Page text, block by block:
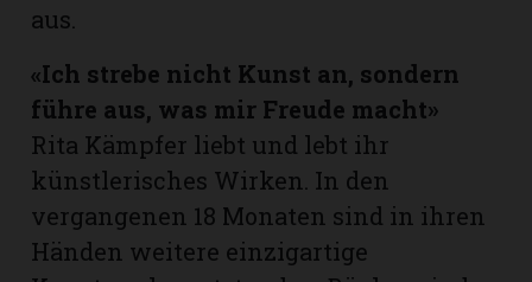
aus.
«Ich strebe nicht Kunst an, sondern
führe aus, was mir Freude macht»
Rita Kämpfer liebt und lebt ihr
künstlerisches Wirken. In den
vergangenen 18 Monaten sind in ihren
Händen weitere einzigartige